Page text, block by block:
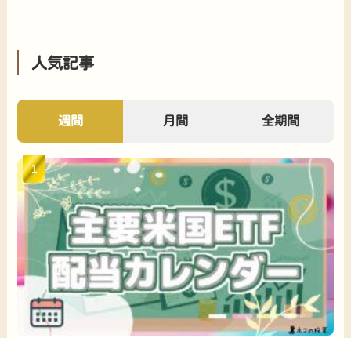
人気記事
週間 月間 全期間